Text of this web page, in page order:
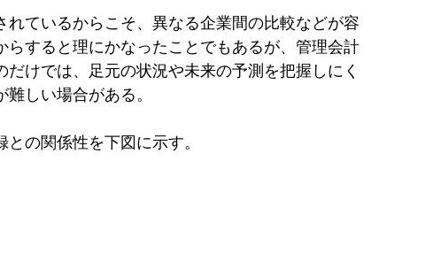
ているからこそ、異なる企業間の比較などが容
すると理にかなったことでもあるが、管理会計
けでは、足元の状況や未来の予測を把握しにく
しい場合がある。
の関係性を下図に示す。